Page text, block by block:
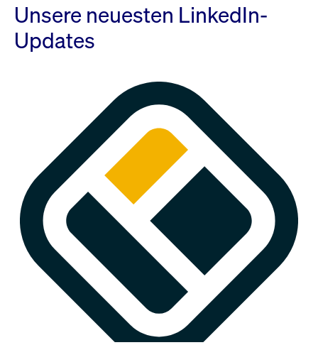
Unsere neuesten LinkedIn-
Updates